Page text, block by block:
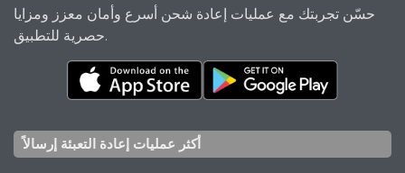
حسّن تجربتك مع عمليات إعادة شحن أسرع وأمان معزز ومزايا
حصرية للتطبيق.
أكثر عمليات إعادة التعبئة إرسالاً